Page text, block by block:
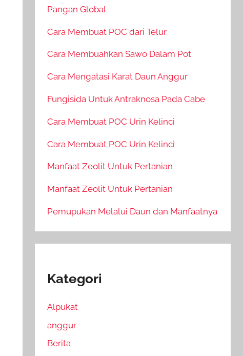
Pangan Global
Cara Membuat POC dari Telur
Cara Membuahkan Sawo Dalam Pot
Cara Mengatasi Karat Daun Anggur
Fungisida Untuk Antraknosa Pada Cabe
Cara Membuat POC Urin Kelinci
Cara Membuat POC Urin Kelinci
Manfaat Zeolit Untuk Pertanian
Manfaat Zeolit Untuk Pertanian
Pemupukan Melalui Daun dan Manfaatnya
Kategori
Alpukat
anggur
Berita